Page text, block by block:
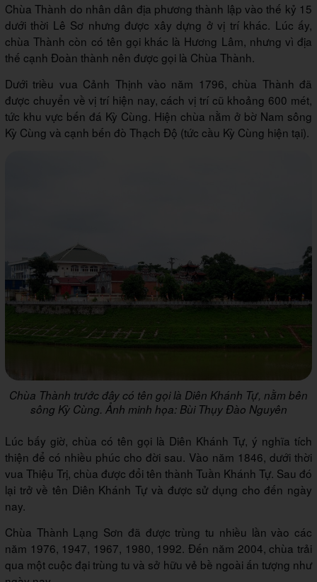
Chùa Thành do nhân dân địa phương thành lập vào thế kỷ 15
dưới thời Lê Sơ nhưng được xây dựng ở vị trí khác. Lúc ấy,
chùa Thành còn có tên gọi khác là Hương Lâm, nhưng vì địa
thế cạnh Đoàn thành nên được gọi là Chùa Thành.
Dưới triều vua Cảnh Thịnh vào năm 1796, chùa Thành đã
được chuyển về vị trí hiện nay, cách vị trí cũ khoảng 600 mét,
tức khu vực bến đá Kỳ Cùng. Hiện chùa nằm ở bờ Nam sông
Kỳ Cùng và cạnh bến đò Thạch Độ (tức cầu Kỳ Cùng hiện tại).
Chùa Thành trước đây có tên gọi là Diên Khánh Tự, nằm bên
sông Kỳ Cùng. Ảnh minh họa: Bùi Thụy Đào Nguyên
Lúc bấy giờ, chùa có tên gọi là Diên Khánh Tự, ý nghĩa tích
thiện để có nhiều phúc cho đời sau. Vào năm 1846, dưới thời
vua Thiệu Trị, chùa được đổi tên thành Tuần Khánh Tự. Sau đó
lại trở về tên Diên Khánh Tự và được sử dụng cho đến ngày
nay.
Chùa Thành Lạng Sơn đã được trùng tu nhiều lần vào các
năm 1976, 1947, 1967, 1980, 1992. Đến năm 2004, chùa trải
qua một cuộc đại trùng tu và sở hữu vẻ bề ngoài ấn tượng như